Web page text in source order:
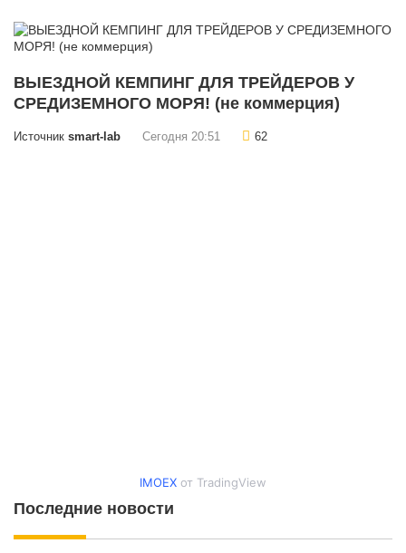
ВЫЕЗДНОЙ КЕМПИНГ ДЛЯ ТРЕЙДЕРОВ У
СРЕДИЗЕМНОГО МОРЯ! (не коммерция)
Источник smart-lab Сегодня 20:51 62
IMOEX от TradingView
Последние новости